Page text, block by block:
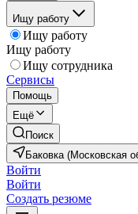
Ищу работу
Ищу работу
Ищу работу
Ищу сотрудника
Сервисы
Помощь
Ещё
Поиск
Баковка
Войти
Войти
Создать резюме